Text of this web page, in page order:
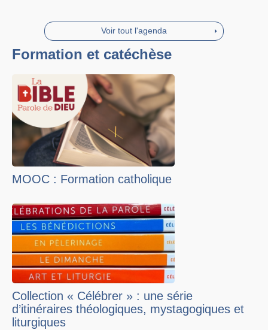
Voir tout l'agenda
Formation et catéchèse
MOOC : Formation catholique
Collection « Célébrer » : une série
d’itinéraires théologiques, mystagogiques et
liturgiques